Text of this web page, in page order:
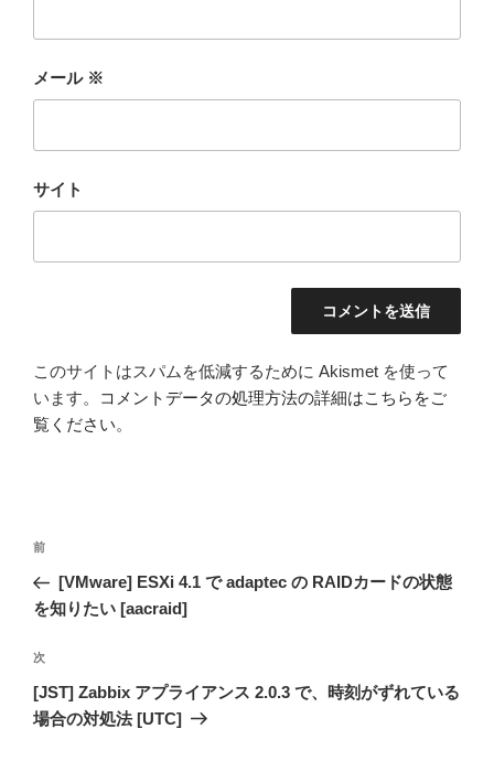
メール ※
サイト
このサイトはスパムを低減するために Akismet を使って
います。
コメントデータの処理方法の詳細はこちらをご
覧ください。
投
ナ
ゲ
ー
シ
前
の
投
前
[VMware] ESXi 4.1 で adaptec の RAIDカードの状態
を知りたい [aacraid]
次
の
投
次
[JST] Zabbix アプライアンス 2.0.3 で、時刻がずれている
場合の対処法 [UTC]